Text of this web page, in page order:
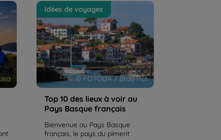
Top 10 des lieux à voir au Pays
Basque français
© FOTOLIA / Brad Pict
Idées de voyages
Top 10 des lieux à voir au
Pays Basque français
Bienvenue au Pays Basque
français, le pays du piment